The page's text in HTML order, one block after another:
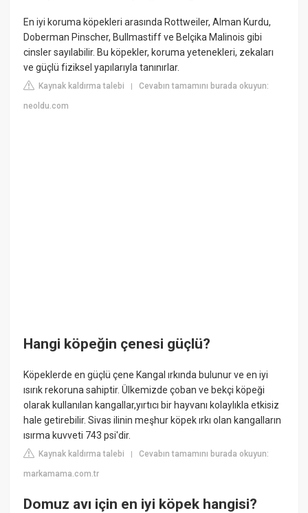
En iyi koruma köpekleri arasında Rottweiler, Alman Kurdu,
Doberman Pinscher, Bullmastiff ve Belçika Malinois gibi
cinsler sayılabilir. Bu köpekler, koruma yetenekleri, zekaları
ve güçlü fiziksel yapılarıyla tanınırlar.
Kaynak kaldırma talebi |Cevabın tamamını burada okuyun:
neoldu.com
Hangi köpeğin çenesi güçlü?
Köpeklerde en güçlü çene Kangal ırkında bulunur ve en iyi
ısırık rekoruna sahiptir. Ülkemizde çoban ve bekçi köpeği
olarak kullanılan kangallar,yırtıcı bir hayvanı kolaylıkla etkisiz
hale getirebilir. Sivas ilinin meşhur köpek ırkı olan kangalların
ısırma kuvveti 743 psi'dir.
Kaynak kaldırma talebi |Cevabın tamamını burada okuyun:
markamama.com.tr
Domuz avı için en iyi köpek hangisi?